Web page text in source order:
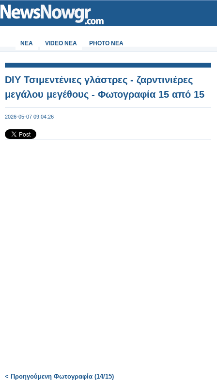
ΝΕΑ VIDEO NEA PHOTO NEA
DIY Τσιμεντένιες γλάστρες - ζαρντινιέρες
μεγάλου μεγέθους - Φωτογραφία 15 από 15
2026-05-07 09:04:26
< Προηγούμενη Φωτογραφία (14/15)